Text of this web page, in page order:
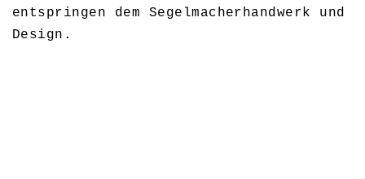
entspringen dem Segelmacherhandwerk und
Design.